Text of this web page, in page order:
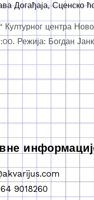
Догађаја,Сценско
центра
Режија: Богдан
9018260